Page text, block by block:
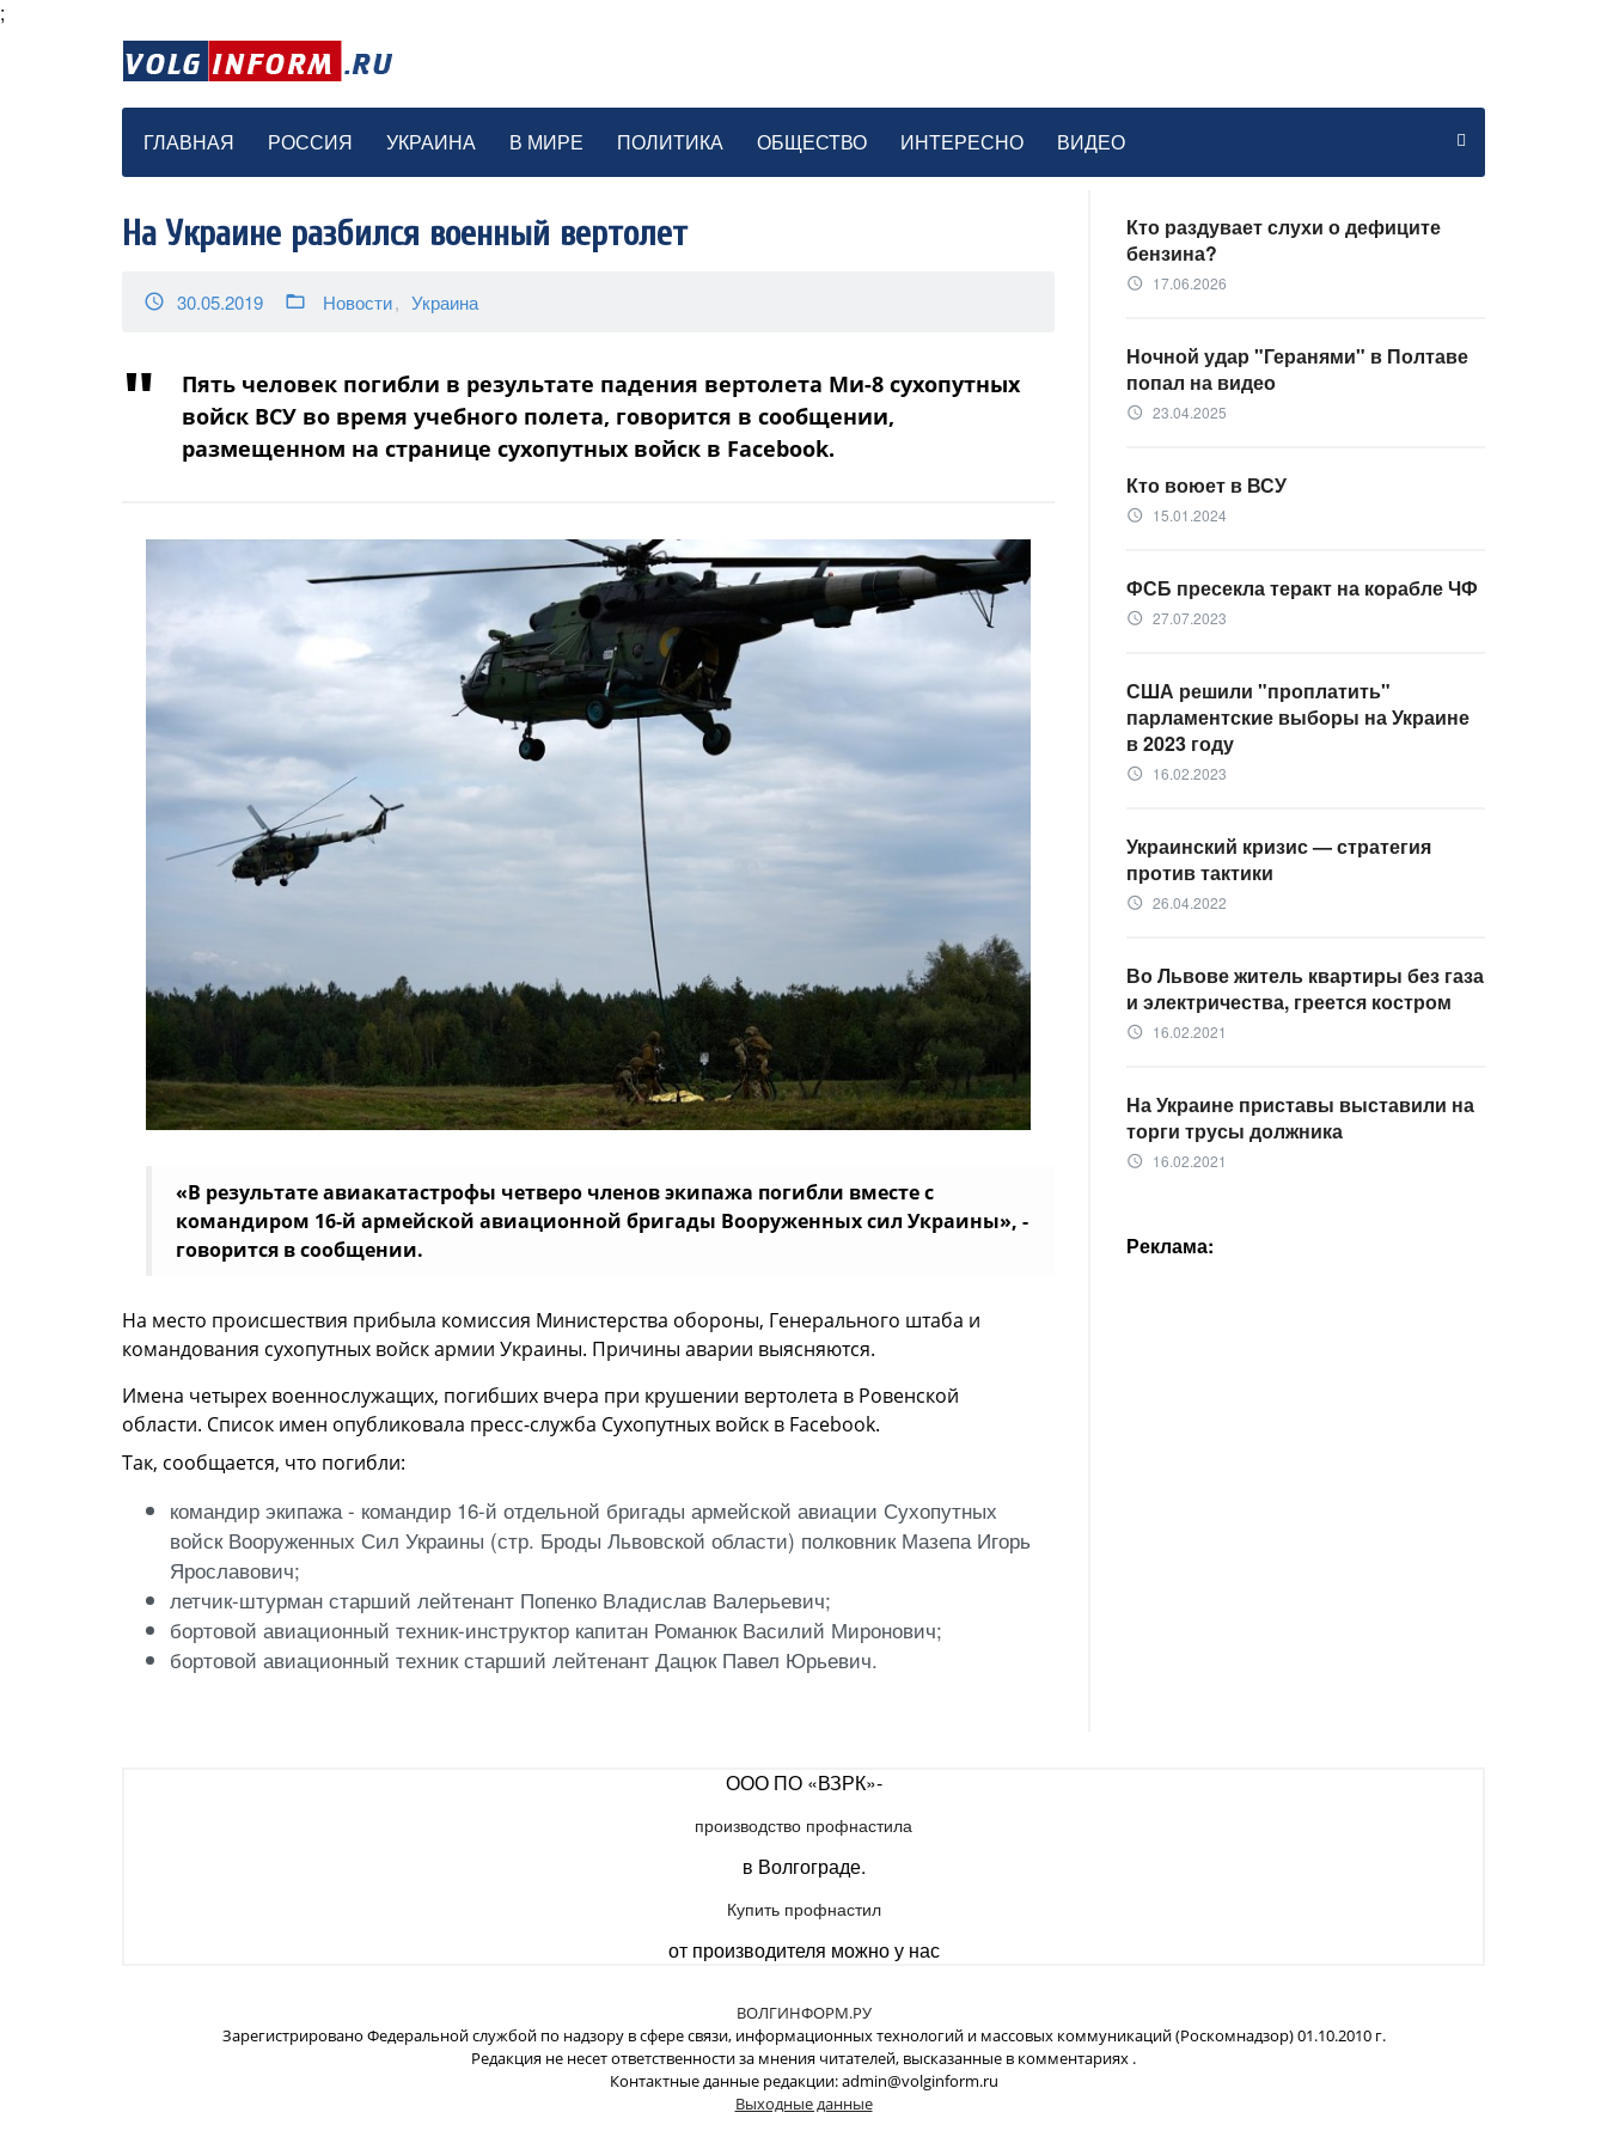
;
ГЛАВНАЯ РОССИЯ УКРАИНА В МИРЕ ПОЛИТИКА ОБЩЕСТВО ИНТЕРЕСНО ВИДЕО
На Украине разбился военный вертолет
access_time 30.05.2019 folder_open Новости Украина
Пять человек погибли в результате падения вертолета Ми-8 сухопутных
войск ВСУ во время учебного полета, говорится в сообщении,
размещенном на странице сухопутных войск в Facebook.
«В результате авиакатастрофы четверо членов экипажа погибли вместе с
командиром 16-й армейской авиационной бригады Вооруженных сил Украины», -
говорится в сообщении.
На место происшествия прибыла комиссия Министерства обороны, Генерального штаба и
командования сухопутных войск армии Украины. Причины аварии выясняются.
Имена четырех военнослужащих, погибших вчера при крушении вертолета в Ровенской
области. Список имен опубликовала пресс-служба Сухопутных войск в Facebook.
Так, сообщается, что погибли:
командир экипажа - командир 16-й отдельной бригады армейской авиации Сухопутных
войск Вооруженных Сил Украины (стр. Броды Львовской области) полковник Мазепа Игорь
Ярославович;
летчик-штурман старший лейтенант Попенко Владислав Валерьевич;
бортовой авиационный техник-инструктор капитан Романюк Василий Миронович;
бортовой авиационный техник старший лейтенант Дацюк Павел Юрьевич.
Кто раздувает слухи о дефиците
бензина?
access_time 17.06.2026
Ночной удар "Геранями" в Полтаве
попал на видео
access_time 23.04.2025
Кто воюет в ВСУ
access_time 15.01.2024
ФСБ пресекла теракт на корабле ЧФ
access_time 27.07.2023
США решили "проплатить"
парламентские выборы на Украине
в 2023 году
access_time 16.02.2023
Украинский кризис — стратегия
против тактики
access_time 26.04.2022
Во Львове житель квартиры без газа
и электричества, греется костром
access_time 16.02.2021
На Украине приставы выставили на
торги трусы должника
access_time 16.02.2021
Реклама:
ООО ПО «ВЗРК»-
производство профнастила
в Волгограде.
Купить профнастил
от производителя можно у нас
ВОЛГИНФОРМ.РУ
Зарегистрировано Федеральной службой по надзору в сфере связи, информационных технологий и массовых коммуникаций (Роскомнадзор) 01.10.2010 г.
Редакция не несет ответственности за мнения читателей, высказанные в комментариях .
Контактные данные редакции: admin@volginform.ru
Выходные данные